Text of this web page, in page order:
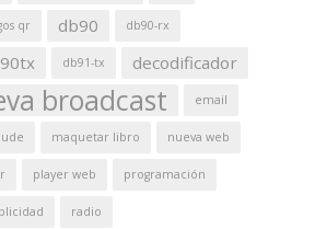
qr db90 db90-rx
db91-tx decodificador
broadcast email
maquetar libro nueva web
player web programación
radio